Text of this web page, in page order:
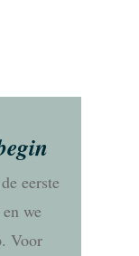
eerste
we
Voor